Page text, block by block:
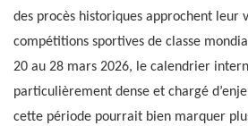
des procès historiques approchent leur
compétitions sportives de classe
20 au 28 mars 2026, le calendrier
particulièrement dense et chargé
cette période pourrait bien marquer